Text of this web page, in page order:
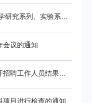
会议的通知
项目进行检查的通知